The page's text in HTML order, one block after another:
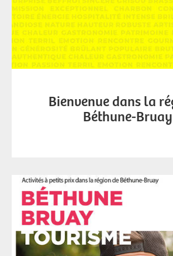
Bienvenue dans la
Béthune-